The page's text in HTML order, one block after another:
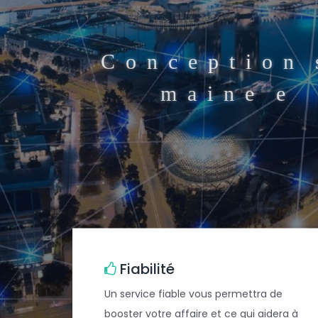
C o n c e p t i o n
m a i n e
Fiabilité
Un service fiable vous permettra de
booster votre affaire et ce qui aidera à